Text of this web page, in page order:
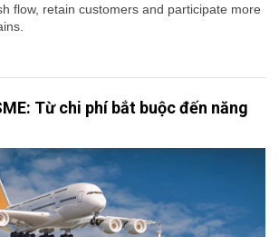
flow, retain customers and participate more
Từ chi phí bắt buộc đến năng